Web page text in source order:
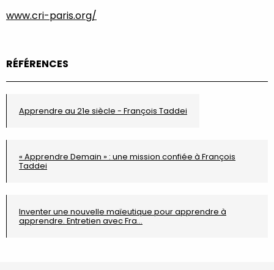
www.cri-paris.org/
RÉFÉRENCES
Apprendre au 21e siècle - François Taddei
« Apprendre Demain » : une mission confiée à François
Taddei
Inventer une nouvelle maïeutique pour apprendre à
apprendre. Entretien avec Fra…